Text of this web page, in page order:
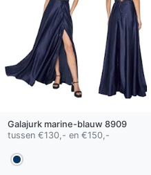
Galajurk marine-blauw 8909
tussen €130,- en €150,-